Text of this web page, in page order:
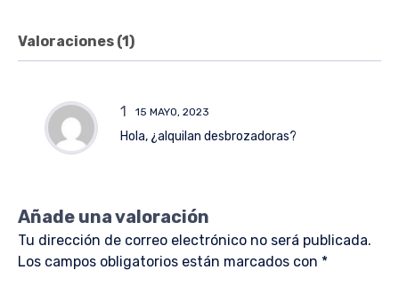
Valoraciones (1)
1 15 MAYO, 2023
Hola, ¿alquilan desbrozadoras?
Añade una valoración
Tu dirección de correo electrónico no será publicada.
Los campos obligatorios están marcados con *